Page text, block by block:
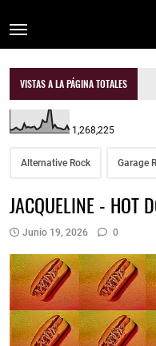
VISTAS A LA PÁGINA TOTALES
1,268,225
Alternative Rock Garage
JACQUELINE - HOT
Junio 19, 2026 0